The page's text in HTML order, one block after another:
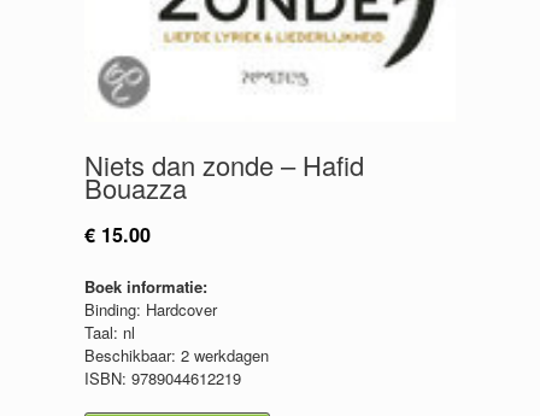
Niets dan zonde – Hafid
Bouazza
€ 15.00
Boek informatie:
Binding: Hardcover
Taal: nl
Beschikbaar: 2 werkdagen
ISBN: 9789044612219